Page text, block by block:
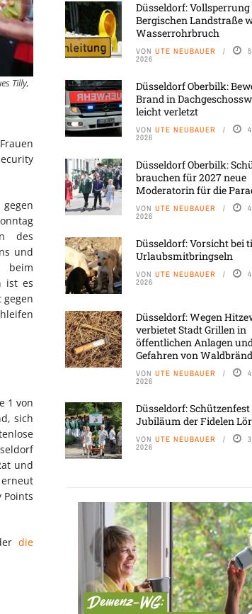
Tilly,
des
und
beim
ist es
1 von
sich
und
Points
die
Düsseldorf: Vollsperrung
Bergischen Landstraße
Wasserrohrbruch
VON UTE NEUBAUER
2026
Düsseldorf Oberbilk:
Brand in
leicht verletzt
VON UTE NEUBAUER
2026
Düsseldorf Oberbilk:
brauchen für 2027 neue
Moderatorin für die
VON UTE NEUBAUER
2026
Düsseldorf: Vorsicht bei
Urlaubsmitbringseln
VON UTE NEUBAUER
2026
Düsseldorf: Wegen
verbietet Stadt Grillen in
öffentlichen Anlagen
Gefahren von
VON UTE NEUBAUER
2026
Düsseldorf:
Jubiläum der Fidelen
VON UTE NEUBAUER
2026